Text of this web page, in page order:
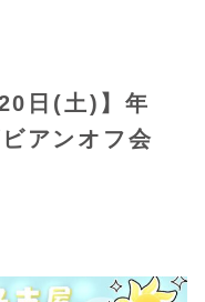
日(土)】年
アンオフ会